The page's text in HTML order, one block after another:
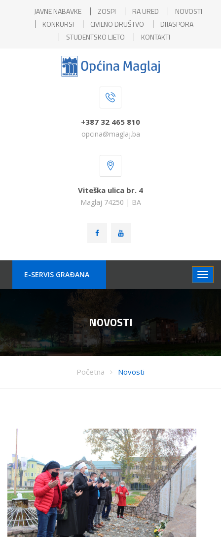
JAVNE NABAVKE ZOSPI RA URED
NOVOSTI
KONKURSI
CIVILNO DRUŠTVO
DIJASPORA
STUDENTSKO LJETO
KONTAKTI
+387 32 465 810
opcina@maglaj.ba
Viteška ulica br. 4
Maglaj 74250 | BA
E-SERVIS GRAÐANA
NOVOSTI
Početna Novosti